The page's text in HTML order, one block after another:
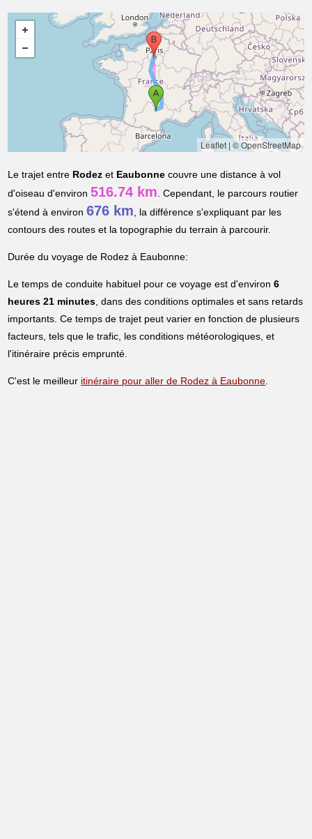
Leaflet| © OpenStreetMap
Le trajet entre Rodez et Eaubonne couvre une distance à vol
d'oiseau d'environ516.74 km. Cependant, le parcours routier
s'étend à environ676 km, la différence s'expliquant par les
contours des routes et la topographie du terrain à parcourir.
Durée du voyage de Rodez à Eaubonne:
Le temps de conduite habituel pour ce voyage est d'environ6
heures 21 minutes, dans des conditions optimales et sans retards
importants. Ce temps de trajet peut varier en fonction de plusieurs
facteurs, tels que le trafic, les conditions météorologiques, et
l'itinéraire précis emprunté.
C'est le meilleur itinéraire pour aller de Rodez à Eaubonne.